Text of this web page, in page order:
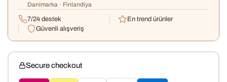
Danimarka · Finlandiya
7/24 destek
En trend ürünler
Güvenli alışveriş
Secure checkout